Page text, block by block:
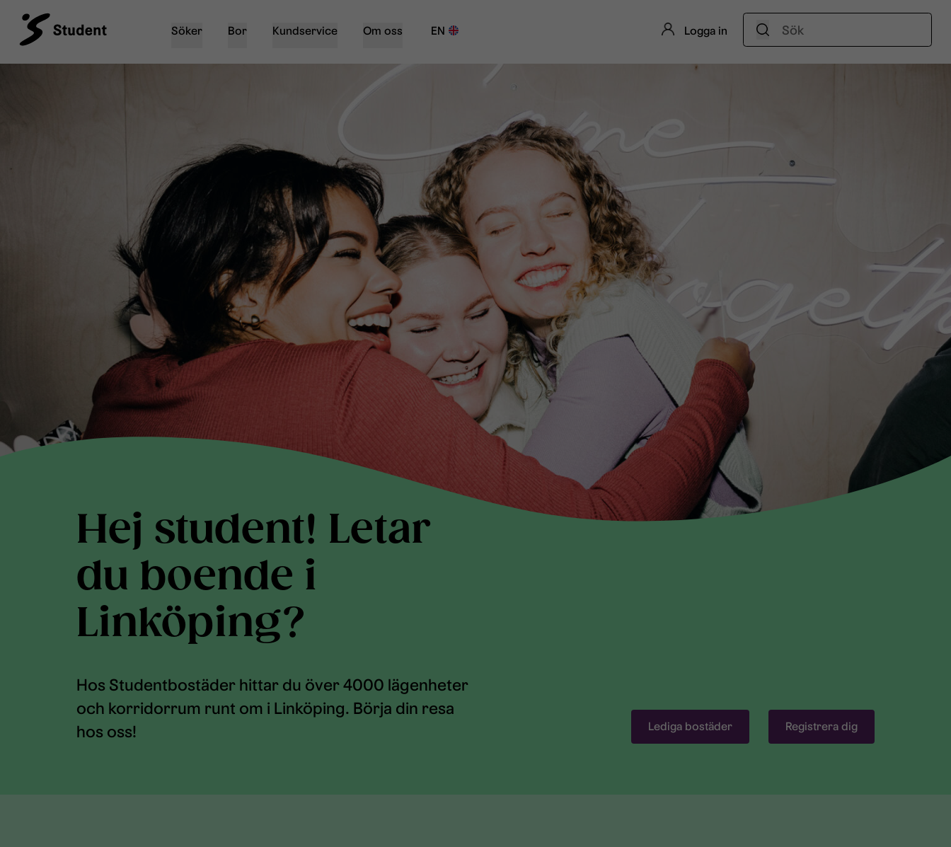
Söker Bor Kundservice Om oss EN Logga in Sök:
Hej student! Letar
du boende i
Linköping?
Hos Studentbostäder hittar du över 4000 lägenheter
och korridorrum runt om i Linköping. Börja din resa
hos oss!
Lediga bostäder Registrera dig